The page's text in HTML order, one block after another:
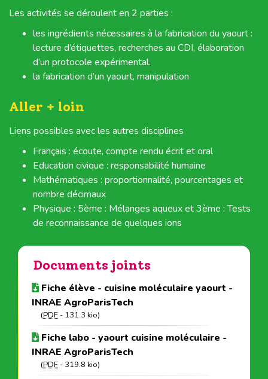
Les activités se déroulent en 2 parties :
les ingrédients nécessaires à la fabrication du yaourt :
lecture d’étiquettes, recherches au CDI, élaboration
d’un protocole expérimental.
la fabrication d’un yaourt, manipulation
Aller + loin
Liens possibles avec les autres disciplines
Français : écoute, compte rendu écrit et oral
Education civique : responsabilité humaine
Mathématiques : proportionnalité, pourcentages et
nombre décimaux
Physique : 5ème : Mélanges aqueux et 3ème : Tests
de reconnaissance de quelques ions
Documents joints
Fiche élève - cuisine moléculaire yaourt -
INRAE AgroParisTech
(PDF - 131.3 kio)
Fiche labo - yaourt cuisine moléculaire -
INRAE AgroParisTech
(PDF - 319.8 kio)